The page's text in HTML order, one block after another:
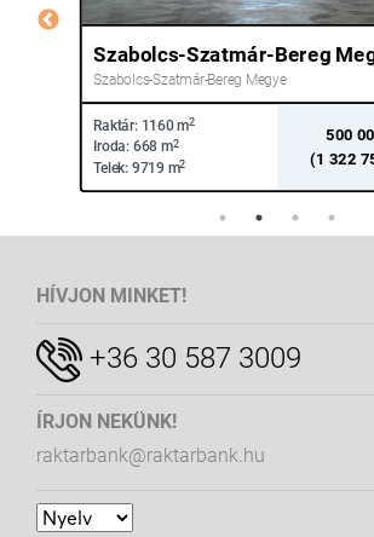
Szabolcs-Szatmár-Bereg Megye
Raktár:1160 m2
Iroda: 668 m2
Telek: 9719 m2
500
(1 322
HÍVJON MINKET!
+36 30 587 3009
ÍRJON NEKÜNK!
raktarbank@raktarbank.hu